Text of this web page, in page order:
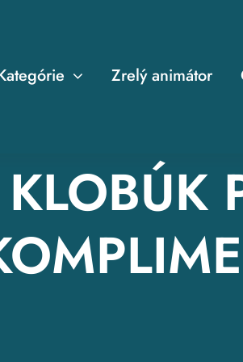
Zrelý animátor
KLOBÚK